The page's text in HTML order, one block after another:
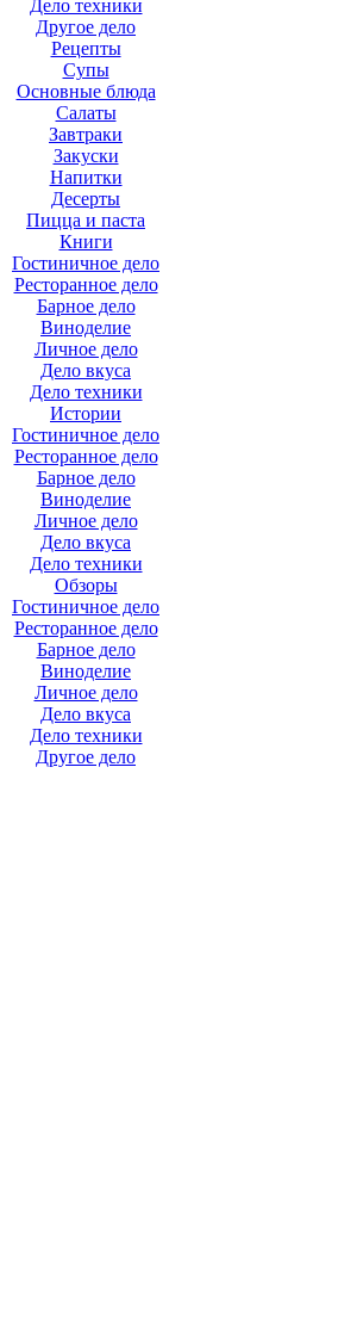
Дело техники
Другое дело
Рецепты
Супы
Основные блюда
Салаты
Завтраки
Закуски
Напитки
Десерты
Пицца и паста
Книги
Гостиничное дело
Ресторанное дело
Барное дело
Виноделие
Личное дело
Дело вкуса
Дело техники
Истории
Гостиничное дело
Ресторанное дело
Барное дело
Виноделие
Личное дело
Дело вкуса
Дело техники
Обзоры
Гостиничное дело
Ресторанное дело
Барное дело
Виноделие
Личное дело
Дело вкуса
Дело техники
Другое дело